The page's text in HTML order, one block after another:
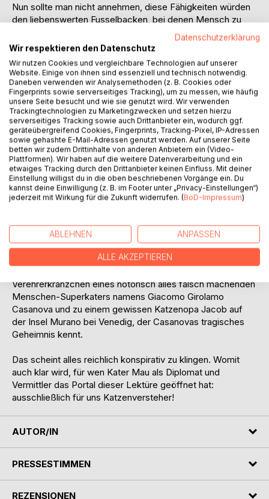
Nun sollte man nicht annehmen, diese Fähigkeiten würden
den liebenswerten Fusselbacken, bei denen Mensch zu
sein wir die Ehre haben, einfach so an die Pfötchen
gegeben.
Nein. Der Erwerb überlegenen kätzischen Wissens ist das
Produkt einer konsequenten, jedoch von nachsichtigem
Verständnis getragenen Erziehung der Katzenbabys und
Welpen: Während der Traumzeit bei der Mama, dank der
spielerischen Ausbildung in der Nestecke, mit Hilfe der
pädagogischen Indoktrination in der Katzenschule und
durch die ununterbrochene Weiterbildung im realen
vierpfotigen Leben.
Durch die eher mystisch veranlagte Siamesin und Lehrerin
der Katzenschule erfährt Jungkater Mau von den
geheimnisvollen Zeitreisen ins Allkätzische
Zu den vier Katzen des bekannten Schriftstellers Erich
Kästner, zum berühmten Kater Murr des von der Musikwelt
gepriesenen E. T. A. Hoffmann, in die "Stadt auf dem
Verehrerkränzchen eines notorisch alles falsch machenden
Menschen-Superkaters namens Giacomo Girolamo
Casanova und zu einem gewissen Katzenopa Jacob auf
der Insel Murano bei Venedig, der Casanovas tragisches
Geheimnis kennt.
Das scheint alles reichlich konspirativ zu klingen. Womit
auch klar wird, für wen Kater Mau als Diplomat und
Vermittler das Portal dieser Lektüre geöffnet hat:
ausschließlich für uns Katzenversteher!
AUTOR/IN
PRESSESTIMMEN
REZENSIONEN
Datenschutzerklärung
Wir respektieren den Datenschutz
Wir nutzen Cookies und vergleichbare Technologien auf unserer
Website. Einige von ihnen sind essenziell und technisch notwendig.
Daneben verwenden wir Analysemethoden (z. B. Cookies oder
Fingerprints sowie serverseitiges Tracking), um zu messen, wie häufig
unsere Seite besucht und wie sie genutzt wird. Wir verwenden
Trackingtechnologien zu Marketingzwecken und setzen hierzu
serverseitiges Tracking sowie auch Drittanbieter ein, wodurch ggf.
geräteübergreifend Cookies, Fingerprints, Tracking-Pixel, IP-Adressen
sowie gehashte E-Mail-Adressen genutzt werden. Auf unserer Seite
betten wir zudem Drittinhalte von anderen Anbietern ein (Video-
Plattformen). Wir haben auf die weitere Datenverarbeitung und ein
etwaiges Tracking durch den Drittanbieter keinen Einfluss. Mit deiner
Einstellung willigst du in die oben beschriebenen Vorgänge ein. Du
kannst deine Einwilligung (z. B. im Footer unter „Privacy-Einstellungen“)
jederzeit mit Wirkung für die Zukunft widerrufen. (BoD-Impressum)
ABLEHNEN ANPASSEN
ALLE AKZEPTIEREN